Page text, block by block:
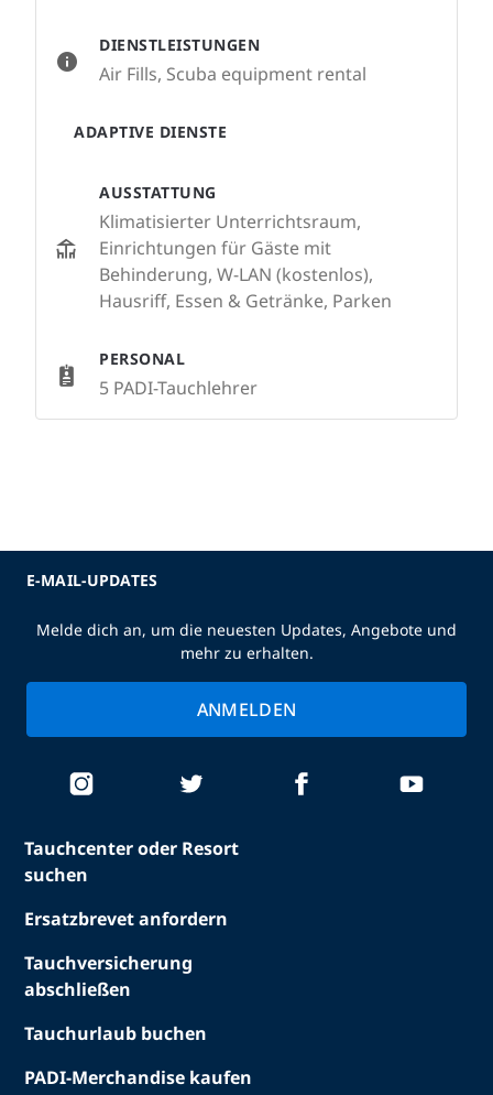
DIENSTLEISTUNGEN
Air Fills, Scuba equipment rental
ADAPTIVE DIENSTE
AUSSTATTUNG
Klimatisierter Unterrichtsraum,
Einrichtungen für Gäste mit
Behinderung, W-LAN (kostenlos),
Hausriff, Essen & Getränke, Parken
PERSONAL
5 PADI-Tauchlehrer
Tauchcenter oder Resort
suchen
Ersatzbrevet anfordern
Tauchversicherung
abschließen
Tauchurlaub buchen
PADI-Merchandise kaufen
E-MAIL-UPDATES
Melde dich an, um die neuesten Updates, Angebote und
mehr zu erhalten.
ANMELDEN